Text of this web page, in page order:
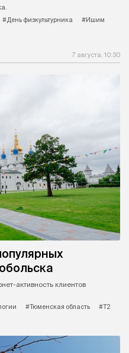
#День физкультурника
#Ишим
7 августа, 10:30
активность клиентов
#Тюменская область
#Т2